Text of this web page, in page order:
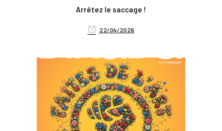
Arrêtez le saccage !
22/04/2026